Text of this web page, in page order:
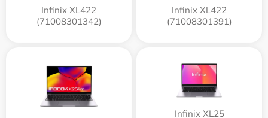
Infinix XL422
(71008301342)
Infinix XL422
(71008301391)
Infinix XL25